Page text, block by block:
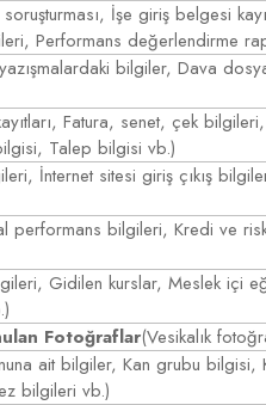
İşe giriş belgesi
Performans değerlendirme
bilgiler, Dava
Fatura, senet, çek
Talep bilgisi vb.)
İnternet sitesi giriş çıkış
performans bilgileri, Kredi ve
Gidilen kurslar, Meslek içi
Fotoğraflar(Vesikalık
ait bilgiler, Kan grubu bilgisi,
bilgileri vb.)